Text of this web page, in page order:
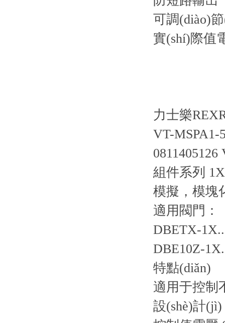
可調(diào)
實(shí)際值
力士樂
VT-MSPA1-
0811405126
組件系列 1X
模擬，模塊
適用閥門：
DBETX-
DBE10Z-
特點(diǎn)
適用于控制
設(shè)計